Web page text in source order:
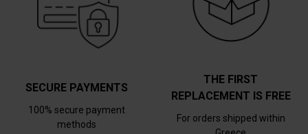
SECURE PAYMENTS
100% secure payment
methods
THE FIRST
REPLACEMENT IS FREE
For orders shipped within